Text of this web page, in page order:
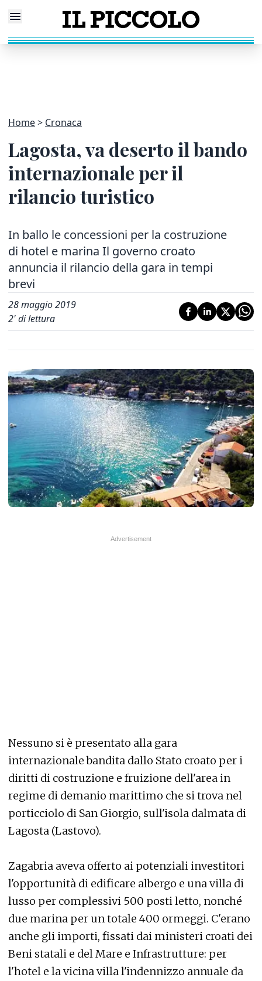
Home Cronaca
Lagosta, va deserto il bando
internazionale per il
rilancio turistico
In ballo le concessioni per la costruzione
di hotel e marina Il governo croato
annuncia il rilancio della gara in tempi
brevi
28 maggio 2019
2' di lettura
Nessuno si è presentato alla gara
internazionale bandita dallo Stato croato per i
diritti di costruzione e fruizione dell'area in
regime di demanio marittimo che si trova nel
porticciolo di San Giorgio, sull'isola dalmata di
Lagosta (Lastovo).
Zagabria aveva offerto ai potenziali investitori
l'opportunità di edificare albergo e una villa di
lusso per complessivi 500 posti letto, nonché
due marina per un totale 400 ormeggi. C'erano
anche gli importi, fissati dai ministeri croati dei
Beni statali e del Mare e Infrastrutture: per
l'hotel e la vicina villa l'indennizzo annuale da